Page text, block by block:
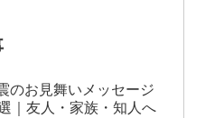
のお見舞いメッセージ
｜友人・家族・知人へ